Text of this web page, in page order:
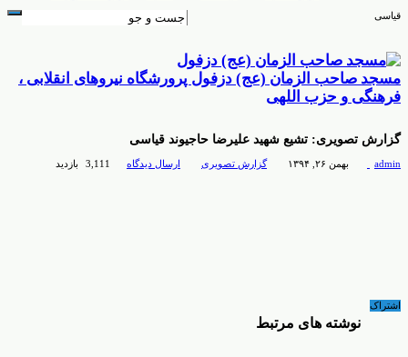
مسجد صاحب الزمان (عج) دزفول پرورشگاه نیروهای انقلابی ،
فرهنگی و حزب اللهی
قیاسی
گزارش تصویری: تشیع شهید علیرضا حاجیوند قیاسی
admin بهمن ۲۶, ۱۳۹۴ گزارش تصویری ارسال دیدگاه 3,111 بازدید
اشتراک
نوشته های مرتبط